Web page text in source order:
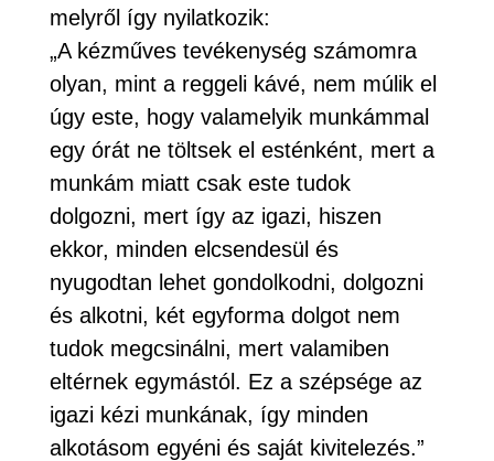
melyről így nyilatkozik:
„A kézműves tevékenység számomra
olyan, mint a reggeli kávé, nem múlik el
úgy este, hogy valamelyik munkámmal
egy órát ne töltsek el esténként, mert a
munkám miatt csak este tudok
dolgozni, mert így az igazi, hiszen
ekkor, minden elcsendesül és
nyugodtan lehet gondolkodni, dolgozni
és alkotni, két egyforma dolgot nem
tudok megcsinálni, mert valamiben
eltérnek egymástól. Ez a szépsége az
igazi kézi munkának, így minden
alkotásom egyéni és saját kivitelezés.”